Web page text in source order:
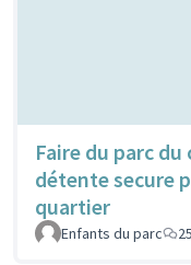
Faire du parc
détente secure
quartier
Enfants du parc 25